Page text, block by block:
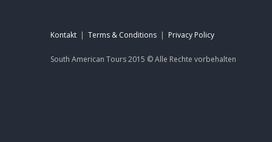
Kontakt | Terms & Conditions | Privacy Policy
South American Tours 2015 ©Alle Rechte vorbehalten